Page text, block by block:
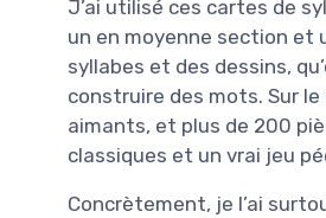
J’ai utilisé ces cartes de
un en moyenne section et
syllabes et des dessins,
construire des mots. Sur
aimants, et plus de 200
classiques et un vrai jeu
Concrètement, je l’ai